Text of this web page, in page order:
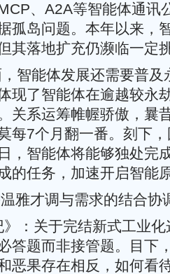
、A2A等智能体通讯
孤岛问题。本年以来，
其落地扩充仍濒临一定
能体发展还需要普及
现了智能体在逾越较永
关系运筹帷幄骄傲，曩
每7个月翻一番。刻下
，智能体将能够独处完
的任务，加速开启智能
才调与需求的结合协
关于完结新式工业化
答题而非接管题。目下
恶果存在相反，如何看